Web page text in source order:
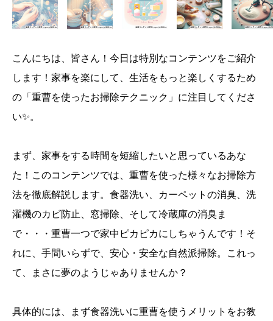
こんにちは、皆さん！今日は特別なコンテンツをご紹介
します！家事を楽にして、生活をもっと楽しくするため
の「重曹を使ったお掃除テクニック」に注目してくださ
い✨。
まず、家事をする時間を短縮したいと思っているあな
た！このコンテンツでは、重曹を使った様々なお掃除方
法を徹底解説します。食器洗い、カーペットの消臭、洗
濯機のカビ防止、窓掃除、そして冷蔵庫の消臭ま
で・・・重曹一つで家中ピカピカにしちゃうんです！そ
れに、手間いらずで、安心・安全な自然派掃除。これっ
て、まさに夢のようじゃありませんか？
具体的には、まず食器洗いに重曹を使うメリットをお教